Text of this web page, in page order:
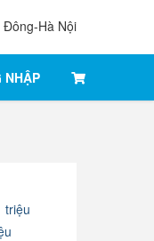
Đông-Hà Nội
triệu